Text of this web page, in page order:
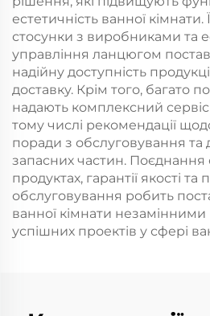
естетичність ванної кімнати.
стосунки з виробниками та
управління ланцюгом
надійну доступність
доставку. Крім того, багато
надають комплексний
тому числі рекомендації
поради з обслуговування та
запасних частин. Поєднання
продуктах, гарантії якості
обслуговування робить
ванної кімнати
успішних проектів у сфері